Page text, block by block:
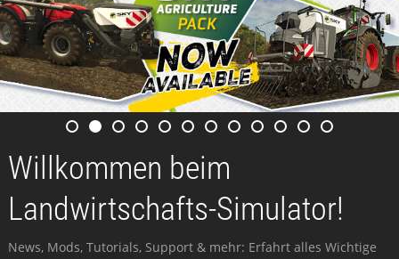
Willkommen beim
Landwirtschafts-Simulator!
News, Mods, Tutorials, Support & mehr: Erfahrt alles Wichtige